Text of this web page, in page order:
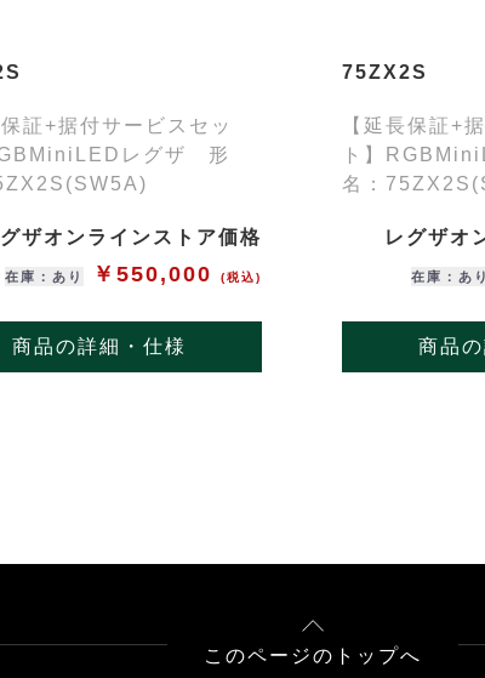
保証+据付サービスセッ
レグザ 形
ザオンラインストア価格
在庫：あり ￥550,000(税込)
商品の詳細・仕様
75ZX2S
【延長保証+
ト】
名：
レグザオ
在庫：あり
商品
このページのトップへ